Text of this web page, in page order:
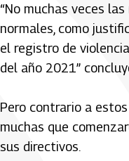
“No muchas veces
normales, como
el registro de
del año 2021”
Pero contrario a
muchas que
sus directivos.